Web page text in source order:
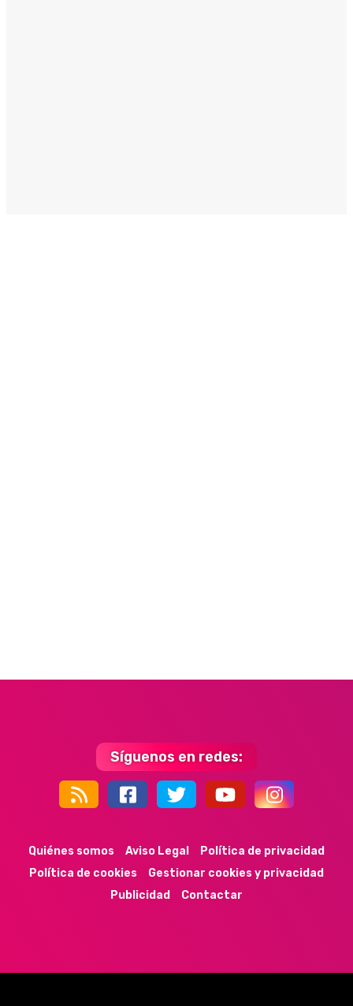
Síguenos en redes:
44k 9k 35k 352
Quiénes somos Aviso Legal
Política de privacidad
Política de cookies
Gestionar cookies y privacidad
Publicidad
Contactar